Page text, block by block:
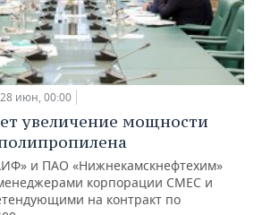
28 июн, 00:00
увеличение мощности
и ПАО «Нижнекамскнефтехим»
корпорации СМЕС и
на контракт по